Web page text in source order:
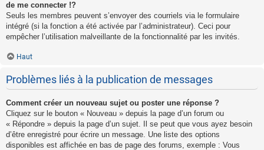
de me connecter !?
Seuls les membres peuvent s’envoyer des courriels via le formulaire
intégré (si la fonction a été activée par l’administrateur). Ceci pour
empêcher l’utilisation malveillante de la fonctionnalité par les invités.
Haut
Problèmes liés à la publication de messages
Comment créer un nouveau sujet ou poster une réponse ?
Cliquez sur le bouton « Nouveau » depuis la page d’un forum ou
« Répondre » depuis la page d’un sujet. Il se peut que vous ayez besoin
d’être enregistré pour écrire un message. Une liste des options
disponibles est affichée en bas de page des forums, exemple : Vous